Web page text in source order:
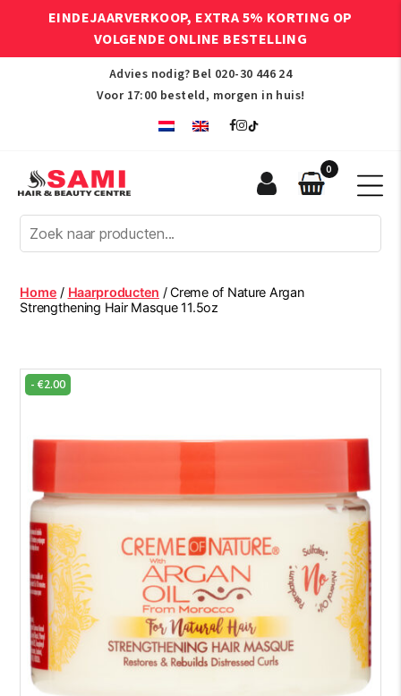
EINDEJAARVERKOOP, EXTRA 5% KORTING OP
VOLGENDE ONLINE BESTELLING
Advies nodig? Bel 020-30 446 24
Voor 17:00 besteld, morgen in huis!
Afro
Hair
Beauty
Centre
0
Home / Haarproducten / Creme of Nature Argan
Strengthening Hair Masque 11.5oz
-€2.00